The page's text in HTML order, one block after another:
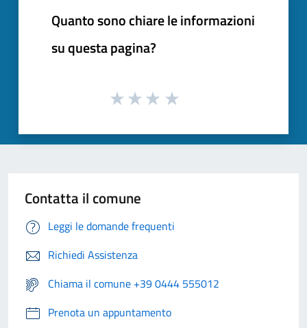
Quanto sono chiare le informazioni
su questa pagina?
Contatta il comune
Leggi le domande frequenti
Richiedi Assistenza
Chiama il comune +39 0444 555012
Prenota un appuntamento